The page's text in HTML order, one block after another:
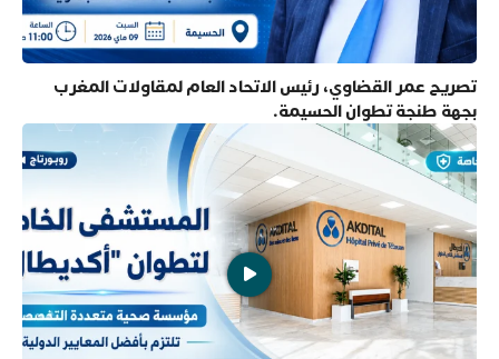
تصريح عمر القضاوي، رئيس الاتحاد العام لمقاولات المغرب
بجهة طنجة تطوان الحسيمة.